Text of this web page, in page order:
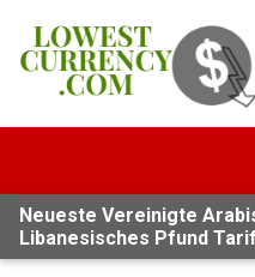
Neueste Vereinigte
Libanesisches Pfund